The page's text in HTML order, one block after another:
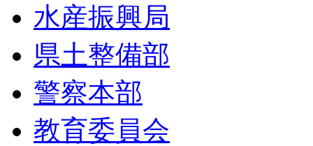
水産振興局
県土整備部
警察本部
教育委員会